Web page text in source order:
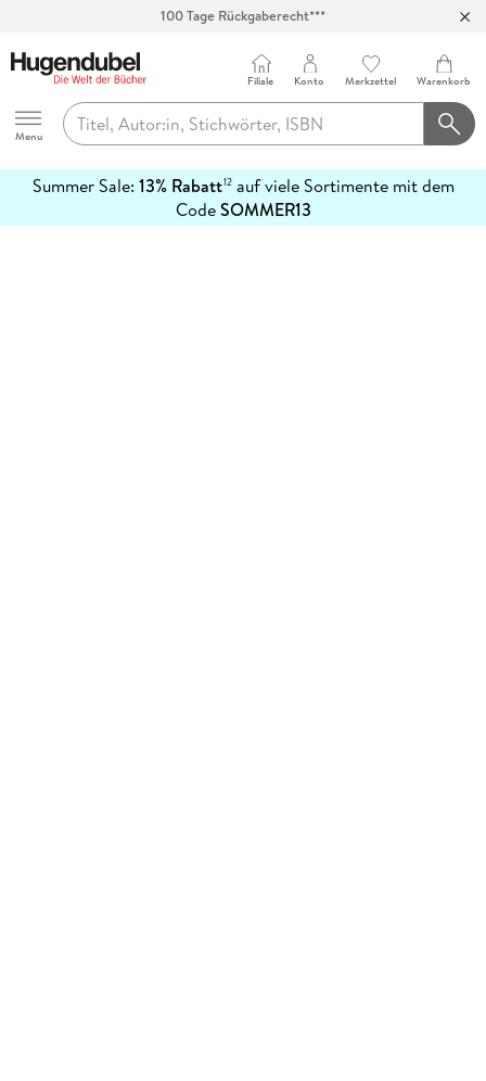
100 Tage Rückgaberecht***
Hugendubel
Menu
Filiale Konto Merkzettel Warenkorb
Summer Sale: 13% Rabatt12auf viele Sortimente mit dem
CodeSOMMER13
erfahren